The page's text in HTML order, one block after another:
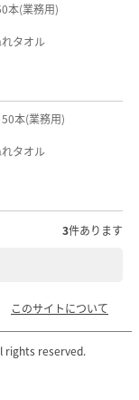
本(業務用)
タオル
本(業務用)
タオル
3件あります
このサイトについて
rights reserved.